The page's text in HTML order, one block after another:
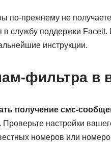
по-прежнему не
в службу поддержки
инструкции.
фильтра в
получение смс-
Проверьте настройки
номеров или